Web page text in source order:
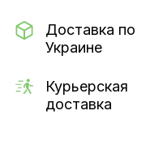
Доставка по
Украине
Курьерская
доставка